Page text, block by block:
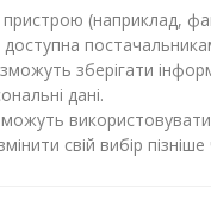
(наприклад,
доступна
зберігати
дані.
використовувати
свій вибір